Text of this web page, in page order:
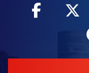
, Ouvre